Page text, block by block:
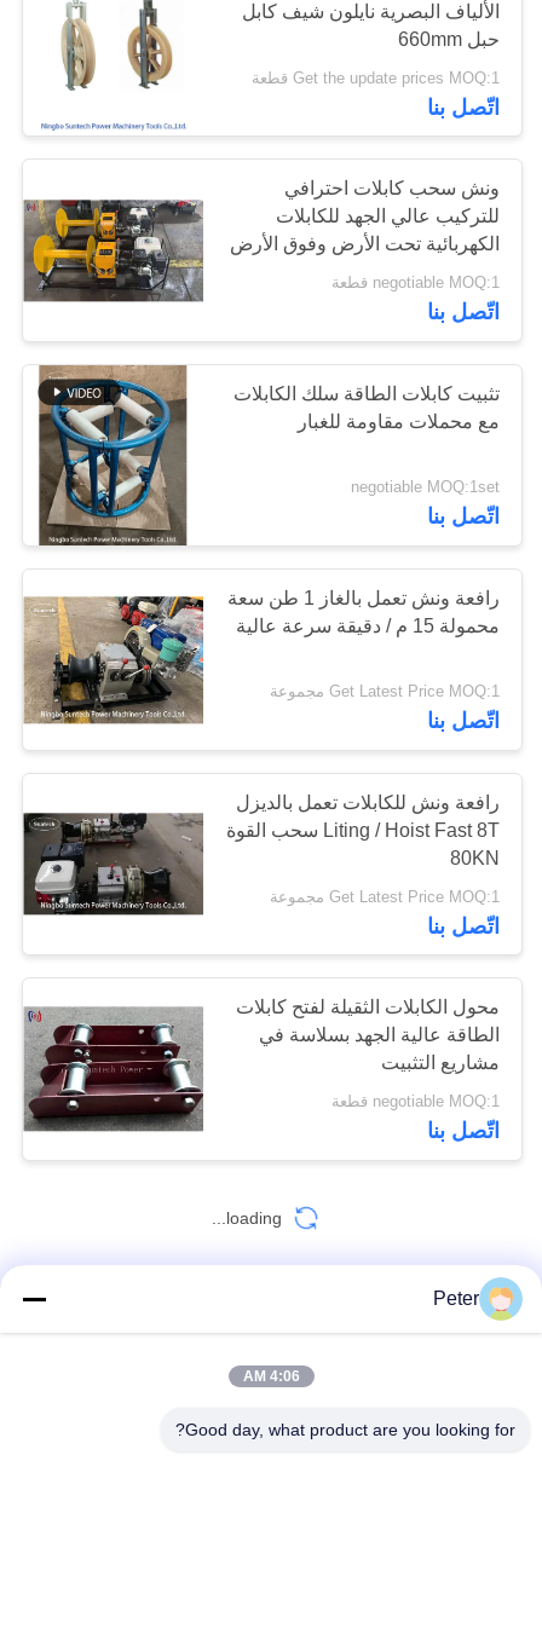
الألياف البصرية نايلون شيف كابل
حبل 660mm
Get the update prices MOQ:1 قطعة
اتّصل بنا
ونش سحب كابلات احترافي
للتركيب عالي الجهد للكابلات
الكهربائية تحت الأرض وفوق الأرض
بقوة سحب 3-5 طن
negotiable MOQ:1 قطعة
اتّصل بنا
تثبيت كابلات الطاقة سلك الكابلات
مع محملات مقاومة للغبار
negotiable MOQ:1set
اتّصل بنا
رافعة ونش تعمل بالغاز 1 طن سعة
محمولة 15 م / دقيقة سرعة عالية
Get Latest Price MOQ:1 مجموعة
اتّصل بنا
رافعة ونش للكابلات تعمل بالديزل
Liting / Hoist Fast 8T سحب القوة
80KN
Get Latest Price MOQ:1 مجموعة
اتّصل بنا
محول الكابلات الثقيلة لفتح كابلات
الطاقة عالية الجهد بسلاسة في
مشاريع التثبيت
negotiable MOQ:1 قطعة
اتّصل بنا
loading...
Peter
4:06 AM
Good day, what product are you looking for?